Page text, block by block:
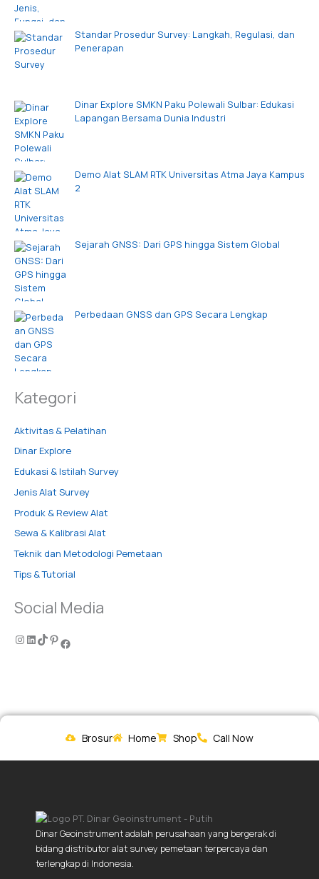
Standar Prosedur Survey: Langkah, Regulasi, dan
Penerapan
Dinar Explore SMKN Paku Polewali Sulbar: Edukasi
Lapangan Bersama Dunia Industri
Demo Alat SLAM RTK Universitas Atma Jaya Kampus
2
Sejarah GNSS: Dari GPS hingga Sistem Global
Perbedaan GNSS dan GPS Secara Lengkap
Kategori
Aktivitas & Pelatihan
Dinar Explore
Edukasi & Istilah Survey
Jenis Alat Survey
Produk & Review Alat
Sewa & Kalibrasi Alat
Teknik dan Metodologi Pemetaan
Tips & Tutorial
Social Media
Brosur Home Shop Call Now
Dinar Geoinstrument adalah perusahaan yang bergerak di
bidang distributor alat survey pemetaan terpercaya dan
terlengkap di Indonesia.